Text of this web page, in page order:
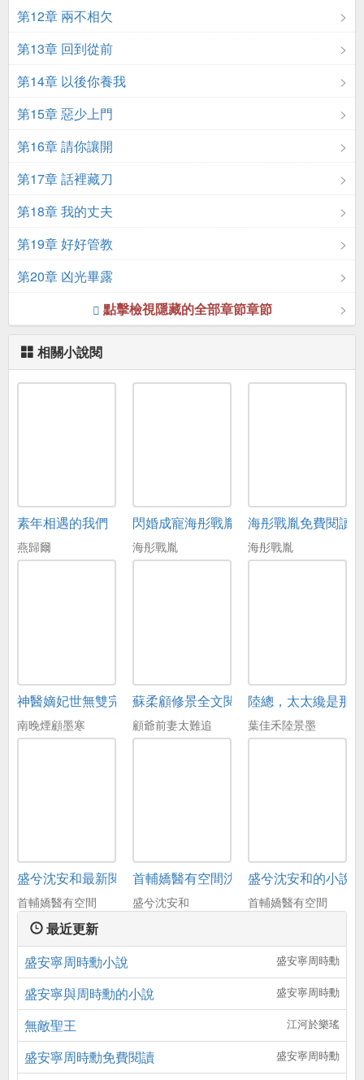
第12章 兩不相欠
第13章 回到從前
第14章 以後你養我
第15章 惡少上門
第16章 請你讓開
第17章 話裡藏刀
第18章 我的丈夫
第19章 好好管教
第20章 凶光畢露
點擊檢視隱藏的全部章節章節
相關小說閱
素年相遇的我們
燕歸爾
閃婚成寵海彤戰胤免費在線閱讀
海彤戰胤
海彤戰胤免費閱讀
海彤戰胤
神醫嫡妃世無雙完整版免費閱讀全文
南晚煙顧墨寒
蘇柔顧修景全文閱讀
顧爺前妻太難追
陸總，太太纔是那
葉佳禾陸景墨
盛兮沈安和最新閱讀免費
首輔嬌醫有空間
首輔嬌醫有空間沈安和
盛兮沈安和
盛兮沈安和的小說
首輔嬌醫有空間
最近更新
盛安寧周時勳小說
盛安寧周時勳
盛安寧與周時勳的小說 盛安寧周時勳
無敵聖王 江河於樂瑤
盛安寧周時勳免費閱讀 盛安寧周時勳